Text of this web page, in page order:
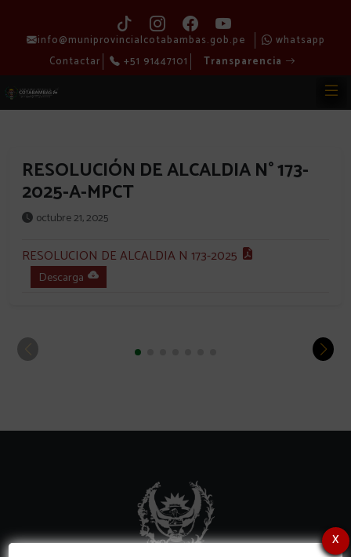
info@muniprovincialcotabambas.gob.pe
whatsapp
Contactar
+51 91447101 Transparencia
RESOLUCIÓN DE ALCALDIA N° 173-
2025-A-MPCT
octubre 21, 2025
RESOLUCION DE ALCALDIA N 173-2025
Descarga
x